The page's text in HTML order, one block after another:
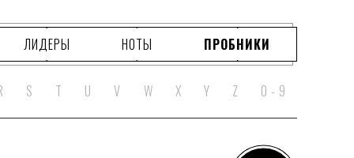
ЛИДЕРЫ НОТЫ ПРОБНИКИ
S T U V W X Y Z 0 - 9